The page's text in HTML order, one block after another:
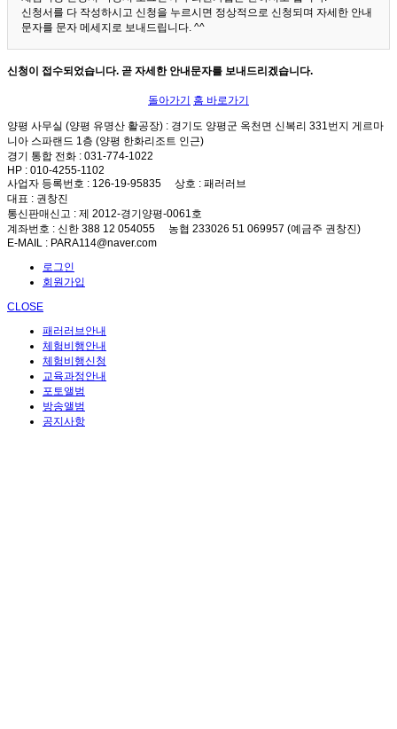
신청서를 다 작성하시고 신청을 누르시면 정상적으로 신청되며 자세한 안내
문자를 문자 메세지로 보내드립니다. ^^
신청이 접수되었습니다. 곧 자세한 안내문자를 보내드리겠습니다.
돌아가기 홈 바로가기
양평 사무실 (양평 유명산 활공장) : 경기도 양평군 옥천면 신복리 331번지 게르마
니아 스파랜드 1층 (양평 한화리조트 인근)
경기 통합 전화 : 031-774-1022
HP : 010-4255-1102
사업자 등록번호 : 126-19-95835 상호 : 패러러브
대표 : 권창진
통신판매신고 : 제 2012-경기양평-0061호
계좌번호 : 신한 388 12 054055 농협 233026 51 069957 (예금주 권창진)
E-MAIL : PARA114@naver.com
로그인
회원가입
CLOSE
패러러브안내
체험비행안내
체험비행신청
교육과정안내
포토앨범
방송앨범
공지사항